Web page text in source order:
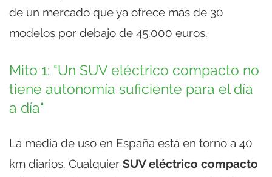
de un mercado que ya ofrece más de 30
modelos por debajo de 45.000 euros.
Mito 1: "Un SUV eléctrico compacto no
tiene autonomía suficiente para el día
a día"
La media de uso en España está en torno a 40
km diarios. Cualquier SUV eléctrico compacto